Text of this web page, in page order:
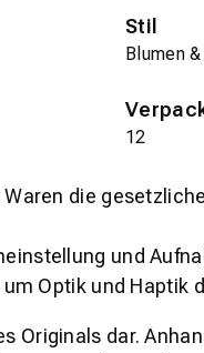
Stil
Blumen
12
die
und
Optik und Haptik
Originals dar.